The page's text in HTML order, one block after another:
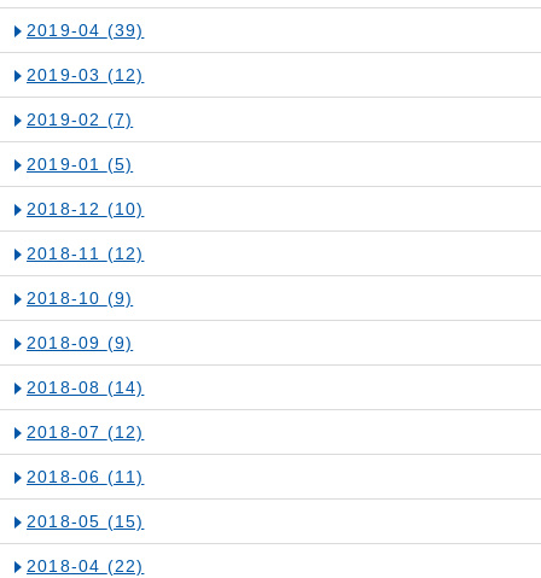
2019-04 (39)
2019-03 (12)
2019-02 (7)
2019-01 (5)
2018-12 (10)
2018-11 (12)
2018-10 (9)
2018-09 (9)
2018-08 (14)
2018-07 (12)
2018-06 (11)
2018-05 (15)
2018-04 (22)